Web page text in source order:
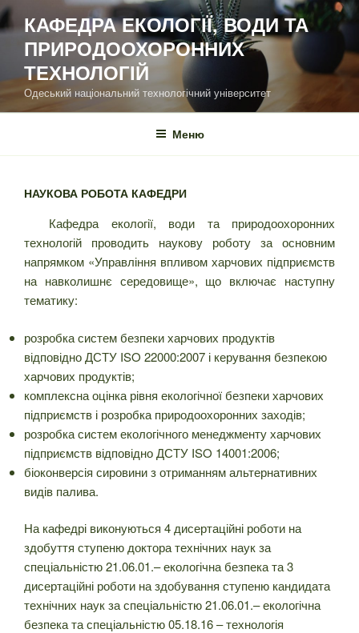
Перейти
до
вмісту
КАФЕДРА ЕКОЛОГІЇ, ВОДИ ТА
ПРИРОДООХОРОННИХ
ТЕХНОЛОГІЙ
Одеський національний технологічний університет
Меню
НАУКОВА РОБОТА КАФЕДРИ
Кафедра екології, води та природоохоронних
технологій проводить наукову роботу за основним
напрямком «Управління впливом харчових підприємств
на навколишнє середовище», що включає наступну
тематику:
розробка систем безпеки харчових продуктів
відповідно ДСТУ ISO 22000:2007 і керування безпекою
харчових продуктів;
комплексна оцінка рівня екологічної безпеки харчових
підприємств і розробка природоохоронних заходів;
розробка систем екологічного менеджменту харчових
підприємств відповідно ДСТУ ISO 14001:2006;
біоконверсія сировини з отриманням альтернативних
видів палива.
На кафедрі виконуються 4 дисертаційні роботи на
здобуття ступеню доктора технічних наук за
спеціальністю 21.06.01.– екологічна безпека та 3
дисертаційні роботи на здобування ступеню кандидата
технічних наук за спеціальністю 21.06.01.– екологічна
безпека та спеціальністю 05.18.16 – технологія